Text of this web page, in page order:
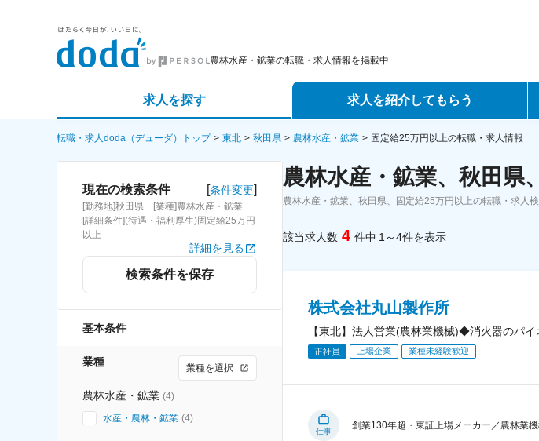
農林水産・鉱業の転職・求人情報を掲載中
求人を探す
詳細条件から探す
求人特集から探す
求人を紹介してもらう
エージェントサービス
スカウトサービス
転職・求人doda（デューダ）トップ 東北 秋田県 農林水産・鉱業 固定給25万円以上の転職・求人情報
現在の検索条件 [条件変更]
[勤務地]秋田県 [業種]農林水産・鉱業
[詳細条件](待遇・福利厚生)固定給25万円
以上
詳細を見る
検索条件を保存
基本条件
業種 業種を選択
農林水産・鉱業 (4)
水産・農林・鉱業 (4)
農林水産・鉱業、秋田県
農林水産・鉱業、秋田県、固定給25万円以上の転職・求人
該当求人数 4 件中 1～4件を表示
株式会社丸山製作所
【東北】法人営業(農林業機械)◆消火器のパ
正社員 上場企業 業種未経験歓迎
仕事
創業130年超・東証上場メーカー／農林業